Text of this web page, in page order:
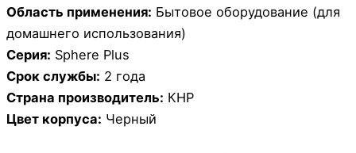
Область применения: Бытовое оборудование (для
домашнего использования)
Серия: Sphere Plus
Срок службы: 2 года
Страна производитель: КНР
Цвет корпуса: Черный